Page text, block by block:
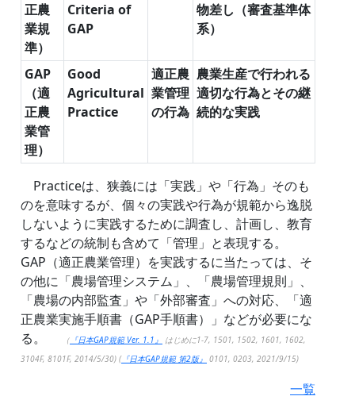
正農
業規
準）
Criteria of
GAP
物差し（審査基準体
系）
GAP
（適
正農
業管
理）
Good
Agricultural
Practice
適正農
業管理
の行為
農業生産で行われる
適切な行為とその継
続的な実践
Practiceは、狭義には「実践」や「行為」そのも
のを意味するが、個々の実践や行為が規範から逸脱
しないように実践するために調査し、計画し、教育
するなどの統制も含めて「管理」と表現する。
GAP（適正農業管理）を実践するに当たっては、そ
の他に「農場管理システム」、「農場管理規則」、
「農場の内部監査」や「外部審査」への対応、「適
正農業実施手順書（GAP手順書）」などが必要にな
る。
（ 『日本GAP規範 Ver. 1.1』
はじめに1-7, 1501, 1502, 1601, 1602,
3104F, 8101F, 2014/5/30) (『日本GAP規範 第2版』 0101, 0203, 2021/9/15)
一覧